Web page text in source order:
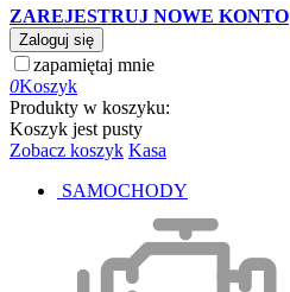
ZAREJESTRUJ NOWE KONTO
Zaloguj się
zapamiętaj mnie
0Koszyk
Produkty w koszyku:
Koszyk jest pusty
Zobacz koszyk Kasa
SAMOCHODY